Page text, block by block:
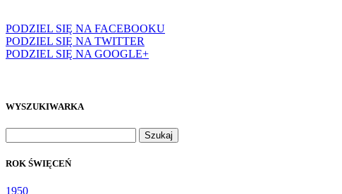
PODZIEL SIĘ NA FACEBOOKU
PODZIEL SIĘ NA TWITTER
PODZIEL SIĘ NA GOOGLE+
WYSZUKIWARKA
ROK ŚWIĘCEŃ
1950